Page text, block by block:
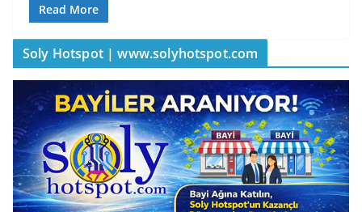
Read More
Soly Hotspot | www.solyhotspot.com